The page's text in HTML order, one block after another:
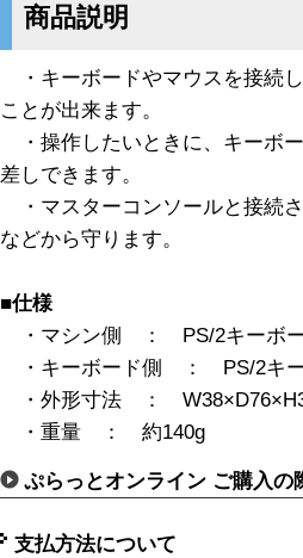
商品説明
・キーボードやマウスを接続
ことが出来ます。
・操作したいときに、キーボ
差しできます。
・マスターコンソールと接続
などから守ります。
■仕様
・マシン側 ： PS/2キーボー
・キーボード側 ： PS/2キー
・外形寸法 ：
・重量 ： 約140g
ぷらっとオンライン ご購入の
支払方法について